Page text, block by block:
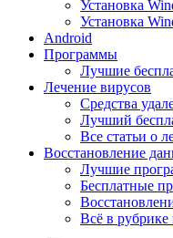
Установка
Установка
Android
Программы
Лучшие
Лечение вирусов
Средства
Лучший
Все статьи о
Восстановление
Лучшие
Бесплатные
Всё в рубрике